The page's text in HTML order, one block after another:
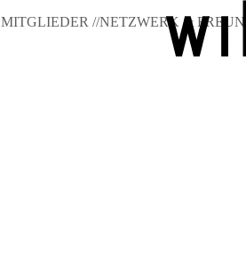
MITGLIEDER //NETZWERK &